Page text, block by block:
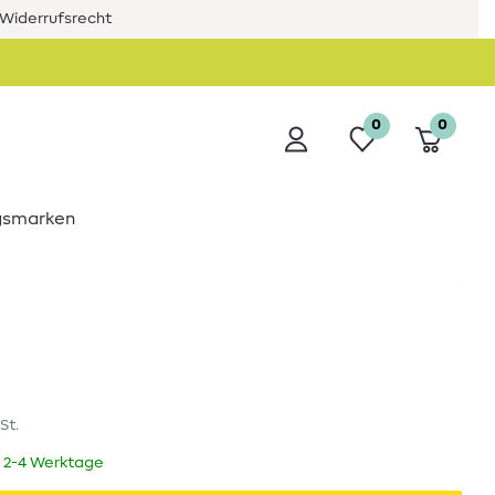
0 0
4 Werktage